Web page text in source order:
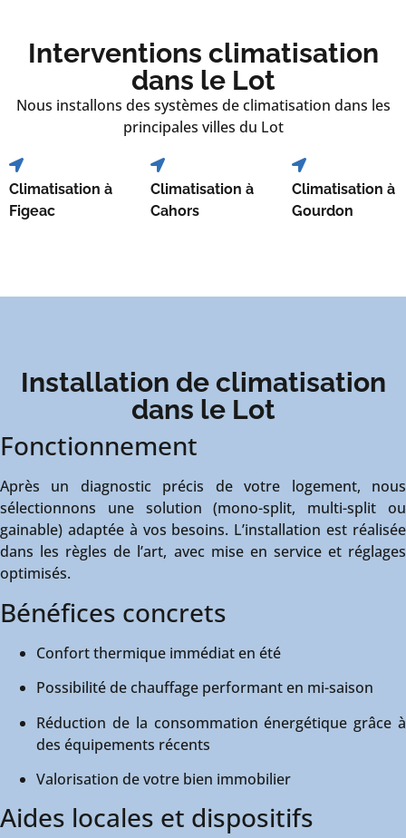
Interventions climatisation
dans le Lot
Nous installons des systèmes de climatisation dans les
principales villes du Lot
Climatisation à
Figeac
Climatisation à
Cahors
Climatisation à
Gourdon
Installation de climatisation
dans le Lot
Fonctionnement
Après un diagnostic précis de votre logement, nous
sélectionnons une solution (mono-split, multi-split ou
gainable) adaptée à vos besoins. L’installation est réalisée
dans les règles de l’art, avec mise en service et réglages
optimisés.
Bénéfices concrets
Confort thermique immédiat en été
Possibilité de chauffage performant en mi-saison
Réduction de la consommation énergétique grâce à
des équipements récents
Valorisation de votre bien immobilier
Aides locales et dispositifs